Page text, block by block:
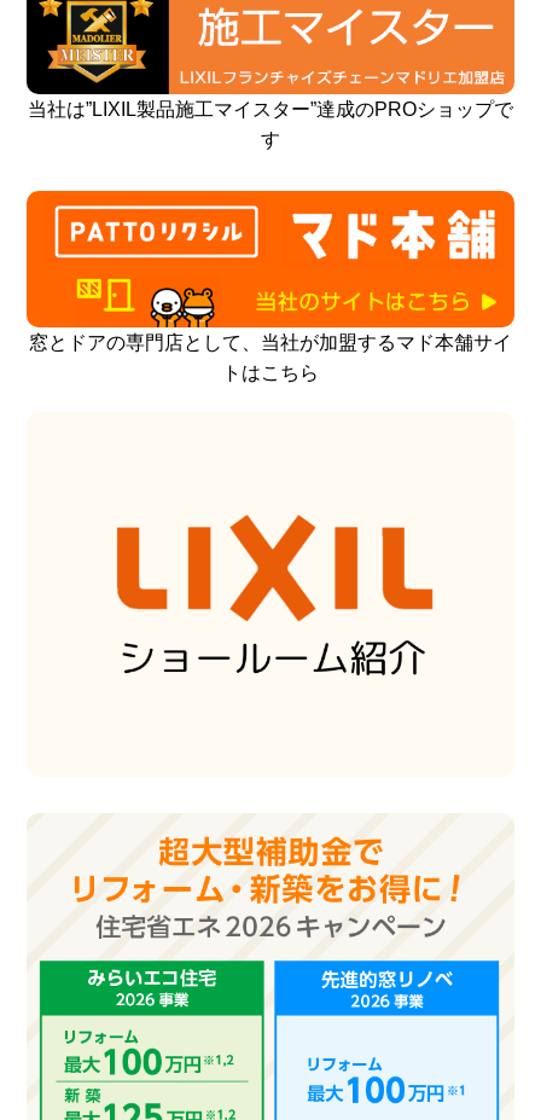
当社は”LIXIL製品施工マイスター”達成のPROショップで
す
窓とドアの専門店として、当社が加盟するマド本舗サイ
トはこちら